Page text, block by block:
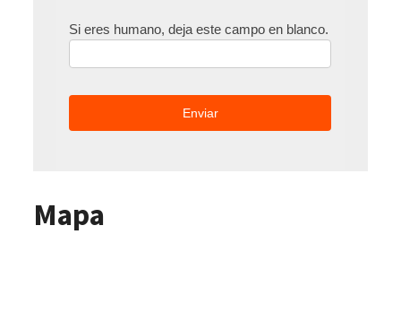
Si eres humano, deja este campo en blanco.
Mapa